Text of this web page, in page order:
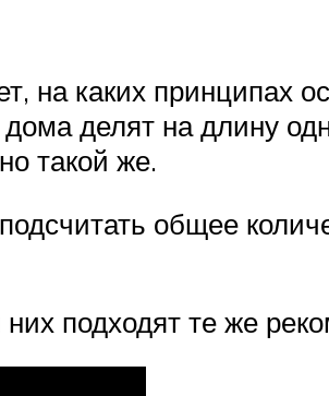
на каких принципах
делят на длину
такой же.
общее
подходят те же